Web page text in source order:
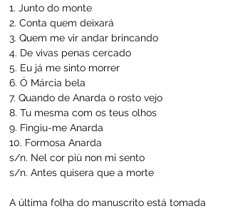
1. Junto do monte
2. Conta quem deixará
3. Quem me vir andar brincando
4. De vivas penas cercado
5. Eu já me sinto morrer
6. Ó Márcia bela
7. Quando de Anarda o rosto vejo
8. Tu mesma com os teus olhos
9. Fingiu-me Anarda
10. Formosa Anarda
s/n. Nel cor più non mi sento
s/n. Antes quisera que a morte
A última folha do manuscrito está tomada